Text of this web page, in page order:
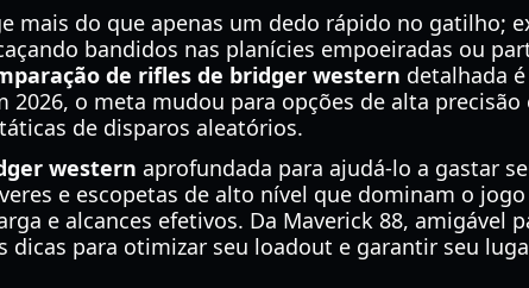
mais do que apenas um dedo rápido no gatilho;
bandidos nas planícies empoeiradas ou
de rifles de bridger western detalhada
o meta mudou para opções de alta precisão
de disparos aleatórios.
western aprofundada para ajudá-lo a gastar
e escopetas de alto nível que dominam o jogo
e alcances efetivos. Da Maverick 88, amigável
dicas para otimizar seu loadout e garantir seu